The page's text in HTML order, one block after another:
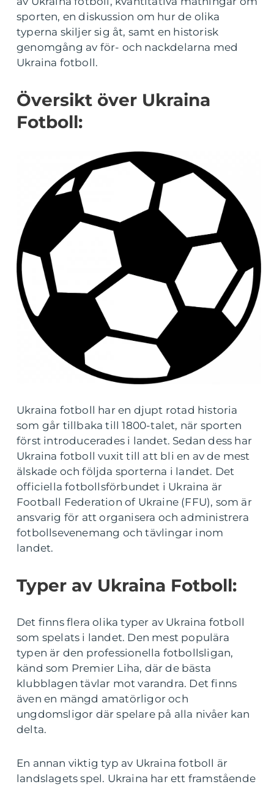
sporten, en diskussion om hur de olika
typerna skiljer sig åt, samt en historisk
genomgång av för- och nackdelarna med
Ukraina fotboll.
Översikt över Ukraina
Fotboll:
Ukraina fotboll har en djupt rotad historia
som går tillbaka till 1800-talet, när sporten
först introducerades i landet. Sedan dess har
Ukraina fotboll vuxit till att bli en av de mest
älskade och följda sporterna i landet. Det
officiella fotbollsförbundet i Ukraina är
Football Federation of Ukraine (FFU), som är
ansvarig för att organisera och administrera
fotbollsevenemang och tävlingar inom
landet.
Typer av Ukraina Fotboll:
Det finns flera olika typer av Ukraina fotboll
som spelats i landet. Den mest populära
typen är den professionella fotbollsligan,
känd som Premier Liha, där de bästa
klubblagen tävlar mot varandra. Det finns
även en mängd amatörligor och
ungdomsligor där spelare på alla nivåer kan
delta.
En annan viktig typ av Ukraina fotboll är
landslagets spel. Ukraina har ett framstående